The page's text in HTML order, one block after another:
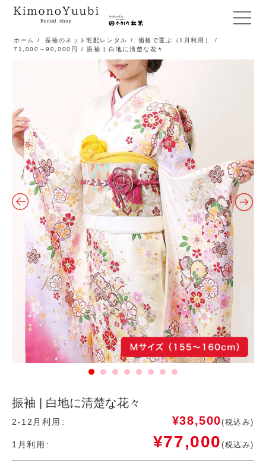
メ
ホーム / 振袖のネット宅配レンタル / 価格で選ぶ（1月利用）
/
71,000～90,000円
/ 振袖 | 白地に清楚な花々
振袖 | 白地に清楚な花々
2-12月利用 ¥38,500(税込み)
1月利用 ¥77,000 (税込み)